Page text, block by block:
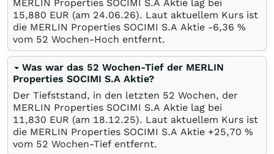
MERLIN Properties SOCIMI S.A Aktie lag bei
15,880 EUR (am 24.06.26). Laut aktuellem Kurs ist
die MERLIN Properties SOCIMI S.A Aktie -6,36 %
vom 52 Wochen-Hoch entfernt.
Was war das 52 Wochen-Tief der MERLIN
Properties SOCIMI S.A Aktie?
Der Tiefststand, in den letzten 52 Wochen, der
MERLIN Properties SOCIMI S.A Aktie lag bei
11,830 EUR (am 18.12.25). Laut aktuellem Kurs ist
die MERLIN Properties SOCIMI S.A Aktie +25,70 %
vom 52 Wochen-Tief entfernt.